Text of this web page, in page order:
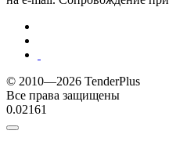
© 2010—2026 TenderPlus
Все права защищены
0.02161